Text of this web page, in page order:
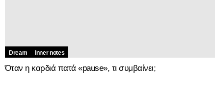
Dream Inner notes
Όταν η καρδιά πατά «pause», τι συμβαίνει;